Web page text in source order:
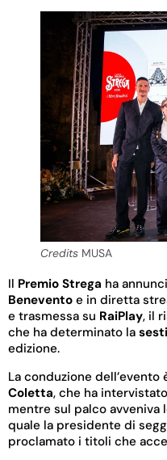
Credits MUSA
Il Premio Strega ha
Benevento e in diretta
e trasmessa su RaiPlay, il
che ha determinato la
edizione.
La conduzione dell’evento
Coletta, che ha
mentre sul palco
quale la presidente di
proclamato i titoli che